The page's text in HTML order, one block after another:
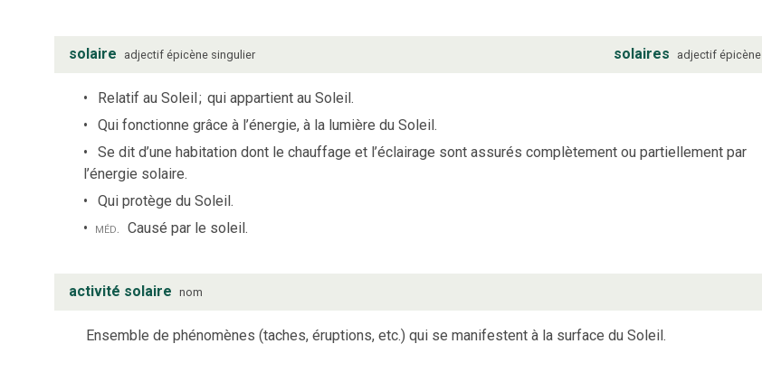
solaire adjectif épicène singulier solaires adjectif épicène
Relatif au Soleil; qui appartient au Soleil.
Qui fonctionne grâce à l’énergie, à la lumière du Soleil.
Se dit d’une habitation dont le chauffage et l’éclairage sont assurés complètement ou partiellement par
l’énergie solaire.
Qui protège du Soleil.
méd. Causé par le soleil.
activité solaire nom
Ensemble de phénomènes (taches, éruptions, etc.) qui se manifestent à la surface du Soleil.